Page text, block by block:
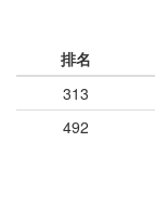
排名
313
492